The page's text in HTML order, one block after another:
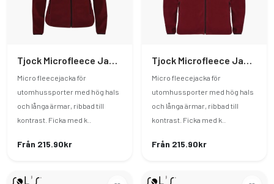
Tjock Microfleece Jacka Dam
Micro fleecejacka för
utomhussporter med hög hals
och långa ärmar, ribbad till
kontrast. Ficka med k..
Från 215.90kr
Tjock Microfleece Jacka Herr
Micro fleecejacka för
utomhussporter med hög hals
och långa ärmar, ribbad till
kontrast. Ficka med k..
Från 215.90kr